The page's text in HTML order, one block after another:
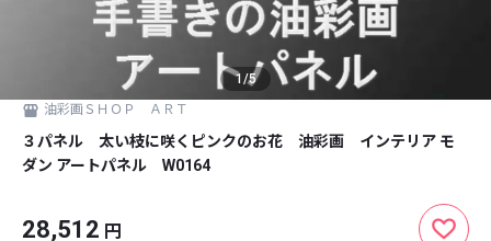
1 /5
油彩画ＳＨＯＰ ＡＲＴ
３パネル 太い枝に咲くピンクのお花 油彩画 インテリア モ
ダン アートパネル W0164
28,512 円